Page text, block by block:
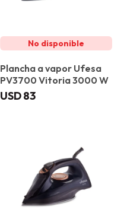
Plancha a vapor Ufesa
PV3700 Vitoria 3000 W
USD83